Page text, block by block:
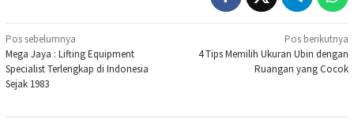
Navigasi
pos
Pos sebelumnya
Mega Jaya : Lifting Equipment
Specialist Terlengkap di Indonesia
Sejak 1983
Pos berikutnya
4 Tips Memilih Ukuran Ubin dengan
Ruangan yang Cocok